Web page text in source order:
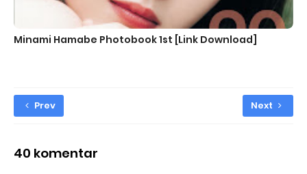
Minami Hamabe Photobook 1st [Link Download]
Prev Next
40 komentar